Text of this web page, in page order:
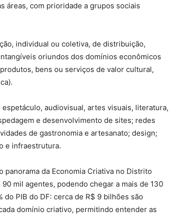
áreas, com prioridade a grupos sociais
individual ou coletiva, de distribuição,
oriundos dos domínios econômicos
bens ou serviços de valor cultural,
audiovisual, artes visuais, literatura,
e desenvolvimento de sites; redes
de gastronomia e artesanato; design;
e infraestrutura.
da Economia Criativa no Distrito
mil agentes, podendo chegar a mais de 130
PIB do DF: cerca de R$ 9 bilhões são
domínio criativo, permitindo entender as